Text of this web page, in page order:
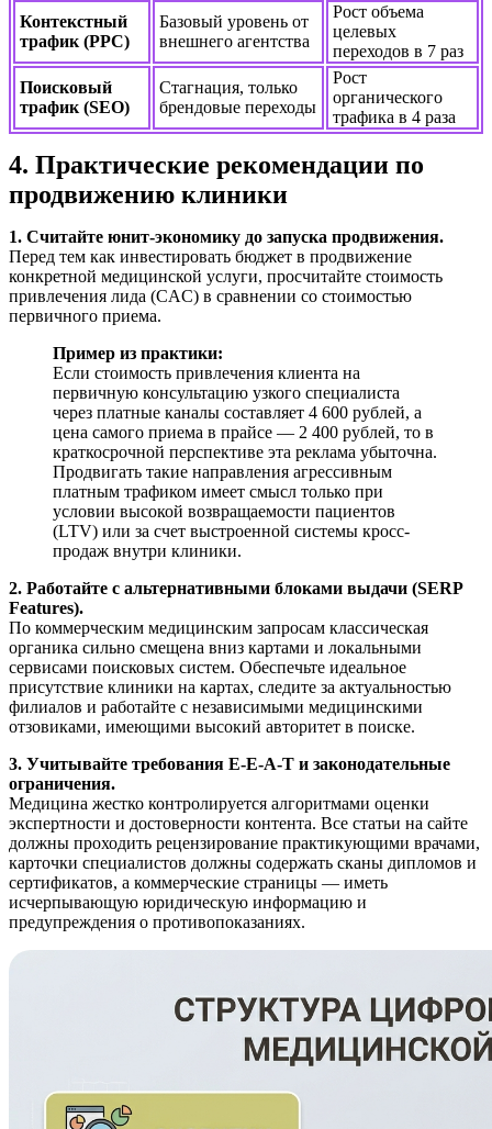
Контекстный
трафик (PPC)
Базовый уровень от
внешнего агентства
Рост объема
целевых
переходов в 7 раз
Поисковый
трафик (SEO)
Стагнация, только
брендовые переходы
Рост
органического
трафика в 4 раза
4. Практические рекомендации по
продвижению клиники
1. Считайте юнит-экономику до запуска продвижения.
Перед тем как инвестировать бюджет в продвижение
конкретной медицинской услуги, просчитайте стоимость
привлечения лида (CAC) в сравнении со стоимостью
первичного приема.
Пример из практики:
Если стоимость привлечения клиента на
первичную консультацию узкого специалиста
через платные каналы составляет 4 600 рублей, а
цена самого приема в прайсе — 2 400 рублей, то в
краткосрочной перспективе эта реклама убыточна.
Продвигать такие направления агрессивным
платным трафиком имеет смысл только при
условии высокой возвращаемости пациентов
(LTV) или за счет выстроенной системы кросс-
продаж внутри клиники.
2. Работайте с альтернативными блоками выдачи (SERP
Features).
По коммерческим медицинским запросам классическая
органика сильно смещена вниз картами и локальными
сервисами поисковых систем. Обеспечьте идеальное
присутствие клиники на картах, следите за актуальностью
филиалов и работайте с независимыми медицинскими
отзовиками, имеющими высокий авторитет в поиске.
3. Учитывайте требования E-E-A-T и законодательные
ограничения.
Медицина жестко контролируется алгоритмами оценки
экспертности и достоверности контента. Все статьи на сайте
должны проходить рецензирование практикующими врачами,
карточки специалистов должны содержать сканы дипломов и
сертификатов, а коммерческие страницы — иметь
исчерпывающую юридическую информацию и
предупреждения о противопоказаниях.